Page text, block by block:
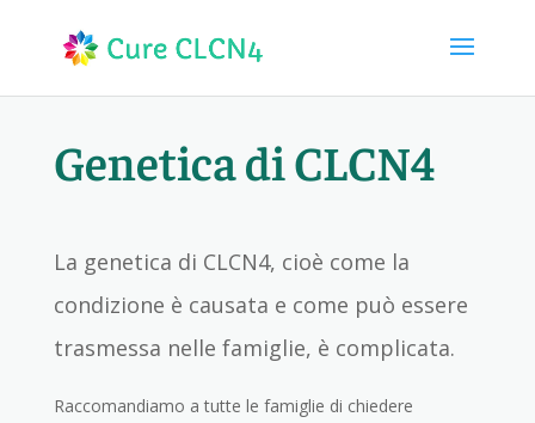
Genetica di CLCN4
La genetica di CLCN4, cioè come la
condizione è causata e come può essere
trasmessa nelle famiglie, è complicata.
Raccomandiamo a tutte le famiglie di chiedere